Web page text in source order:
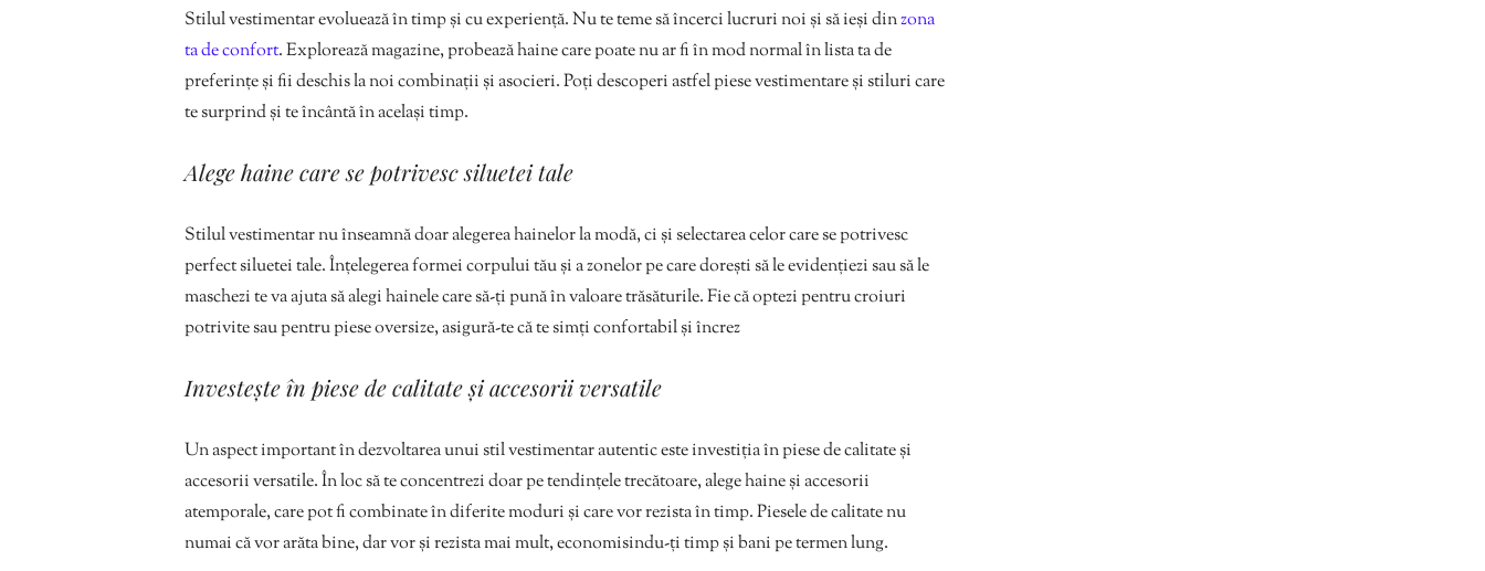
Stilul vestimentar evoluează în timp și cu experiență. Nu te teme să încerci lucruri noi și să ieși dinzona
ta de confort. Explorează magazine, probează haine care poate nu ar fi în mod normal în lista ta de
preferințe și fii deschis la noi combinații și asocieri. Poți descoperi astfel piese vestimentare și stiluri care
te surprind și te încântă în același timp.
Alege haine care se potrivesc siluetei tale
Stilul vestimentar nu înseamnă doar alegerea hainelor la modă, ci și selectarea celor care se potrivesc
perfect siluetei tale. Înțelegerea formei corpului tău și a zonelor pe care dorești să le evidențiezi sau să le
maschezi te va ajuta să alegi hainele care să-ți pună în valoare trăsăturile. Fie că optezi pentru croiuri
potrivite sau pentru piese oversize, asigură-te că te simți confortabil și încrez
Investește în piese de calitate și accesorii versatile
Un aspect important în dezvoltarea unui stil vestimentar autentic este investiția în piese de calitate și
accesorii versatile. În loc să te concentrezi doar pe tendințele trecătoare, alege haine și accesorii
atemporale, care pot fi combinate în diferite moduri și care vor rezista în timp. Piesele de calitate nu
numai că vor arăta bine, dar vor și rezista mai mult, economisindu-ți timp și bani pe termen lung.